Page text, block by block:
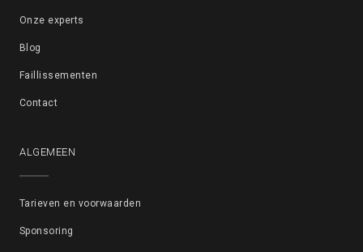
Onze experts
Blog
Faillissementen
Contact
ALGEMEEN
Tarieven en voorwaarden
Sponsoring